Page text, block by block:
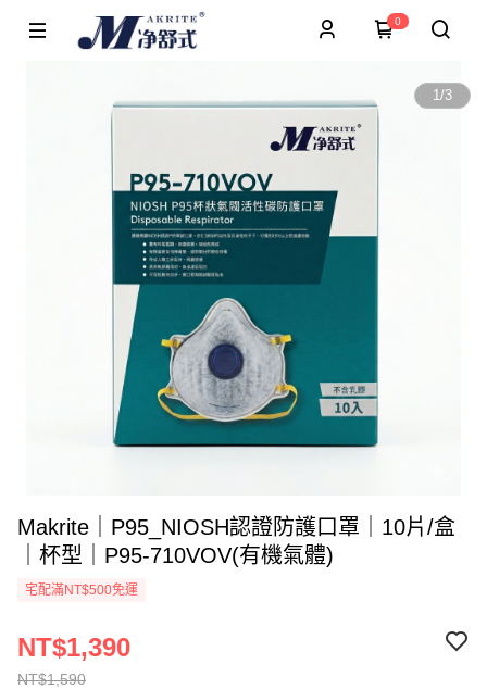
0
1/3
Makrite｜P95_NIOSH認證防護口罩｜10片/盒
｜杯型｜P95-710VOV(有機氣體)
宅配滿NT$500免運
NT$1,590
NT$1,390